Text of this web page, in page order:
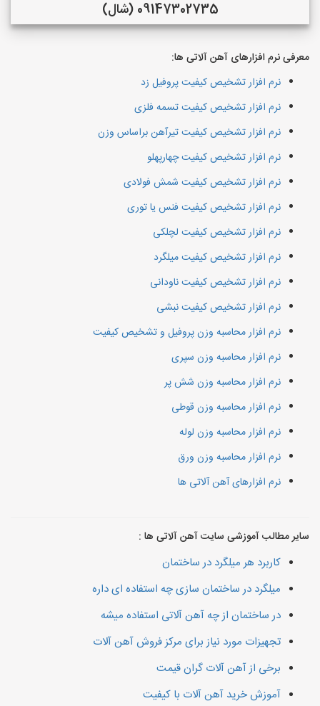
09147302735 (شال)
معرفی نرم افزارهای آهن آلاتی ها:
نرم افزار تشخیص کیفیت پروفیل زد
نرم افزار تشخیص کیفیت تسمه فلزی
نرم افزار تشخیص کیفیت تیرآهن براساس وزن
نرم افزار تشخیص کیفیت چهارپهلو
نرم افزار تشخیص کیفیت شمش فولادی
نرم افزار تشخیص کیفیت فنس یا توری
نرم افزار تشخیص کیفیت لچلکی
نرم افزار تشخیص کیفیت میلگرد
نرم افزار تشخیص کیفیت ناودانی
نرم افزار تشخیص کیفیت نبشی
نرم افزار محاسبه وزن پروفیل و تشخیص کیفیت
نرم افزار محاسبه وزن سپری
نرم افزار محاسبه وزن شش پر
نرم افزار محاسبه وزن قوطی
نرم افزار محاسبه وزن لوله
نرم افزار محاسبه وزن ورق
نرم افزارهای آهن آلاتی ها
سایر مطالب آموزشی سایت آهن آلاتی ها :
کاربرد هر میلگرد در ساختمان
میلگرد در ساختمان سازی چه استفاده ای داره
در ساختمان از چه آهن آلاتی استفاده میشه
تجهیزات مورد نیاز برای مرکز فروش آهن آلات
برخی از آهن آلات گران قیمت
آموزش خرید آهن آلات با کیفیت